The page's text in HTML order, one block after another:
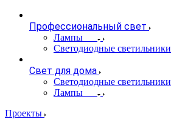
Профессиональный свет
Лампы
Светодиодные светильники
Свет для дома
Светодиодные светильники
Лампы
Проекты